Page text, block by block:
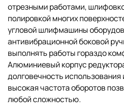
отрезными работами,
полировкой многих
угловой шлифмашины
антивибрационной боковой
выполнять работы гораздо
Алюминиевый корпус
долговечность использования
высокая частота оборотов
любой сложностью.